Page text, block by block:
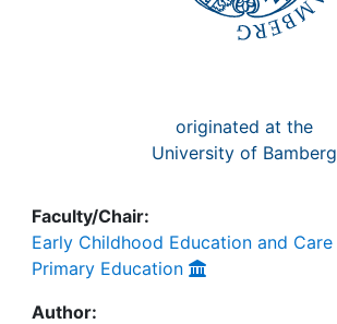
originated at the
University of Bamberg
Faculty/Chair:
Early Childhood Education and Care
Primary Education
Author: